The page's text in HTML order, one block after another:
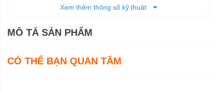
Xem thêm thông số kỹ thuật
MÔ TẢ SẢN PHẨM
CÓ THỂ BẠN QUAN TÂM